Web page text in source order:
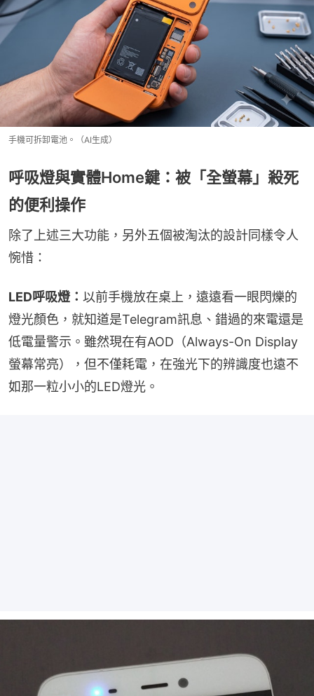
手機可拆卸電池。（AI生成）
呼吸燈與實體Home鍵：被「全螢幕」殺死
的便利操作
除了上述三大功能，另外五個被淘汰的設計同樣令人
惋惜：
LED呼吸燈： 以前手機放在桌上，遠遠看一眼閃爍的
燈光顏色，就知道是Telegram訊息、錯過的來電還是
低電量警示。雖然現在有AOD（Always-On Display
螢幕常亮），但不僅耗電，在強光下的辨識度也遠不
如那一粒小小的LED燈光。